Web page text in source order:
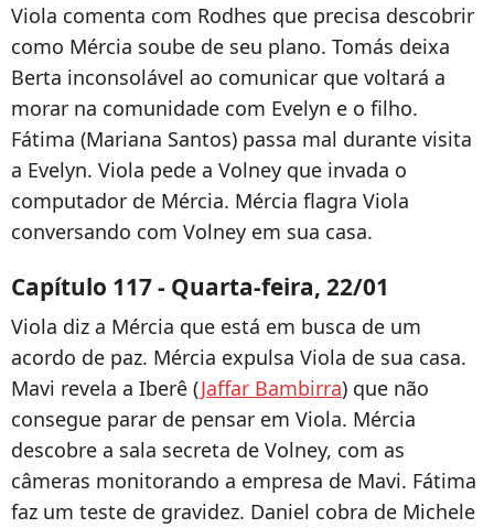
Viola comenta com Rodhes que precisa descobrir
como Mércia soube de seu plano. Tomás deixa
Berta inconsolável ao comunicar que voltará a
morar na comunidade com Evelyn e o filho.
Fátima (Mariana Santos) passa mal durante visita
a Evelyn. Viola pede a Volney que invada o
computador de Mércia. Mércia flagra Viola
conversando com Volney em sua casa.
Capítulo 117 - Quarta-feira, 22/01
Viola diz a Mércia que está em busca de um
acordo de paz. Mércia expulsa Viola de sua casa.
Mavi revela a Iberê (Jaffar Bambirra) que não
consegue parar de pensar em Viola. Mércia
descobre a sala secreta de Volney, com as
câmeras monitorando a empresa de Mavi. Fátima
faz um teste de gravidez. Daniel cobra de Michele